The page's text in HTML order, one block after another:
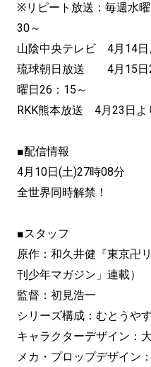
※リピート放送：毎週水
30～
山陰中央テレビ 4月14日
琉球朝日放送 4月15日
曜日26：15～
RKK熊本放送 4月23日よ
■配信情報
4月10日(土)27時08分
全世界同時解禁！
■スタッフ
原作：和久井健『東京卍
刊少年マガジン」連載）
監督：初見浩一
シリーズ構成：むとうや
キャラクターデザイン：
メカ・プロップデザイン